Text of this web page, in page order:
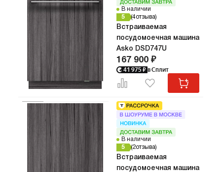
В наличии
5
4отзыва
Встраиваемая
посудомоечная машина
Asko DSD747U
167 900 ₽
41 975 ₽ в Сплит
В наличии
5
2отзыва
Встраиваемая
посудомоечная машина